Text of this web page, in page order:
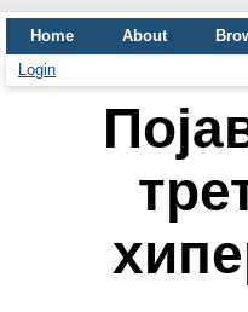
Home About
Login